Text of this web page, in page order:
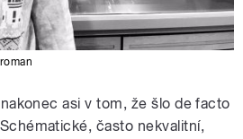
asi v tom, že šlo de facto
často nekvalitní,